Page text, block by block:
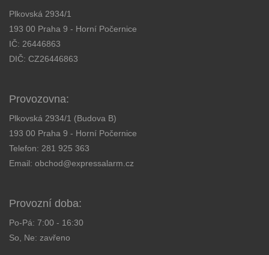
Plkovská 2934/1
193 00 Praha 9 - Horní Počernice
IČ: 26446863
DIČ: CZ26446863
Provozovna:
Plkovská 2934/1 (Budova B)
193 00 Praha 9 - Horní Počernice
Telefon: 281 925 363
Email: obchod@expressalarm.cz
Provozní doba:
Po-Pá: 7:00 - 16:30
So, Ne: zavřeno